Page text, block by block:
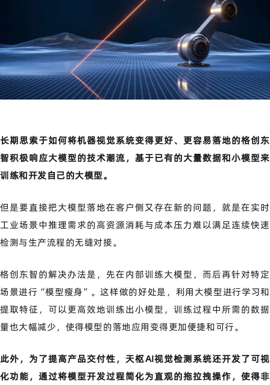
长期思索于如何将机器视觉系统变得更好、更容易落地的格创东
智积极响应大模型的技术潮流，基于已有的大量数据和小模型来
训练和开发自己的大模型。
但是要直接把大模型落地在客户侧又存在新的问题，就是在实时
工业场景中推理需求的高资源消耗与成本压力难以满足连续快速
检测与生产流程的无缝对接。
格创东智的解决办法是，先在内部训练大模型，而后再针对特定
场景进行“模型瘦身”。这样做的好处是，利用大模型进行学习和
提取特征，可以更高效地训练出小模型，训练过程中所需的数据
量也大幅减少，使得模型的落地应用变得更加便捷和可行。
此外，为了提高产品交付性，天枢AI视觉检测系统还开发了可视
化功能，通过将模型开发过程简化为直观的拖拉拽操作，使得非